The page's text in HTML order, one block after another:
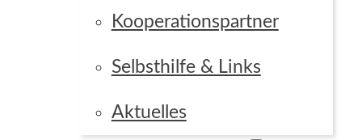
Kooperationspartner
Selbsthilfe & Links
Aktuelles